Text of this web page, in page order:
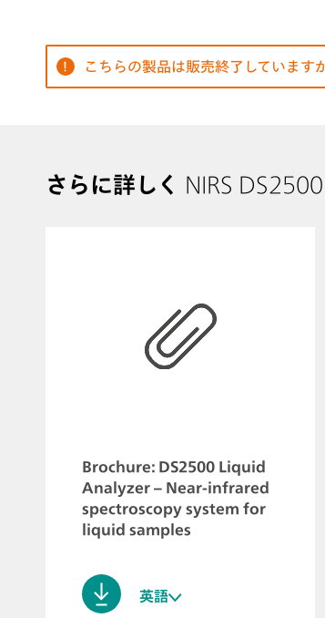
こちらの製品は販売終了しています
さらに詳しく NIRS
Brochure: DS2500 Liquid
Analyzer – Near-infrared
spectroscopy system for
liquid samples
英語